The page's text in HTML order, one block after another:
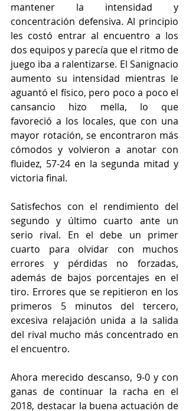
mantener la intensidad y
concentración defensiva. Al principio
les costó entrar al encuentro a los
dos equipos y parecía que el ritmo de
juego iba a ralentizarse. El Sanignacio
aumento su intensidad mientras le
aguantó el físico, pero poco a poco el
cansancio hizo mella, lo que
favoreció a los locales, que con una
mayor rotación, se encontraron más
cómodos y volvieron a anotar con
fluidez, 57-24 en la segunda mitad y
victoria final.
Satisfechos con el rendimiento del
segundo y último cuarto ante un
serio rival. En el debe un primer
cuarto para olvidar con muchos
errores y pérdidas no forzadas,
además de bajos porcentajes en el
tiro. Errores que se repitieron en los
primeros 5 minutos del tercero,
excesiva relajación unida a la salida
del rival mucho más concentrado en
el encuentro.
Ahora merecido descanso, 9-0 y con
ganas de continuar la racha en el
2018, destacar la buena actuación de